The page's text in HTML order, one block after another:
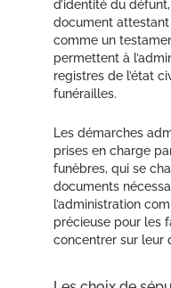
d’identité du
document attestant
comme un
permettent à
registres de l’état
funérailles.
Les démarches
prises en charge
funèbres, qui se
documents
l’administration
précieuse pour les
concentrer sur leur